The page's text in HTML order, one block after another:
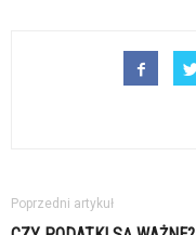
Poprzedni artykuł